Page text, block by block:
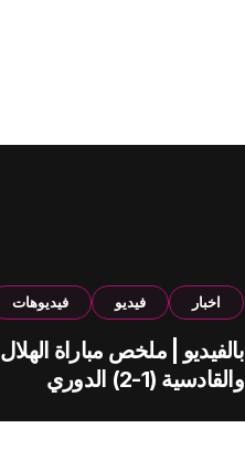
اخبار فيديو فيديوهات
بالفيديو | ملخص مباراة الهلال
والقادسية (1-2) الدوري